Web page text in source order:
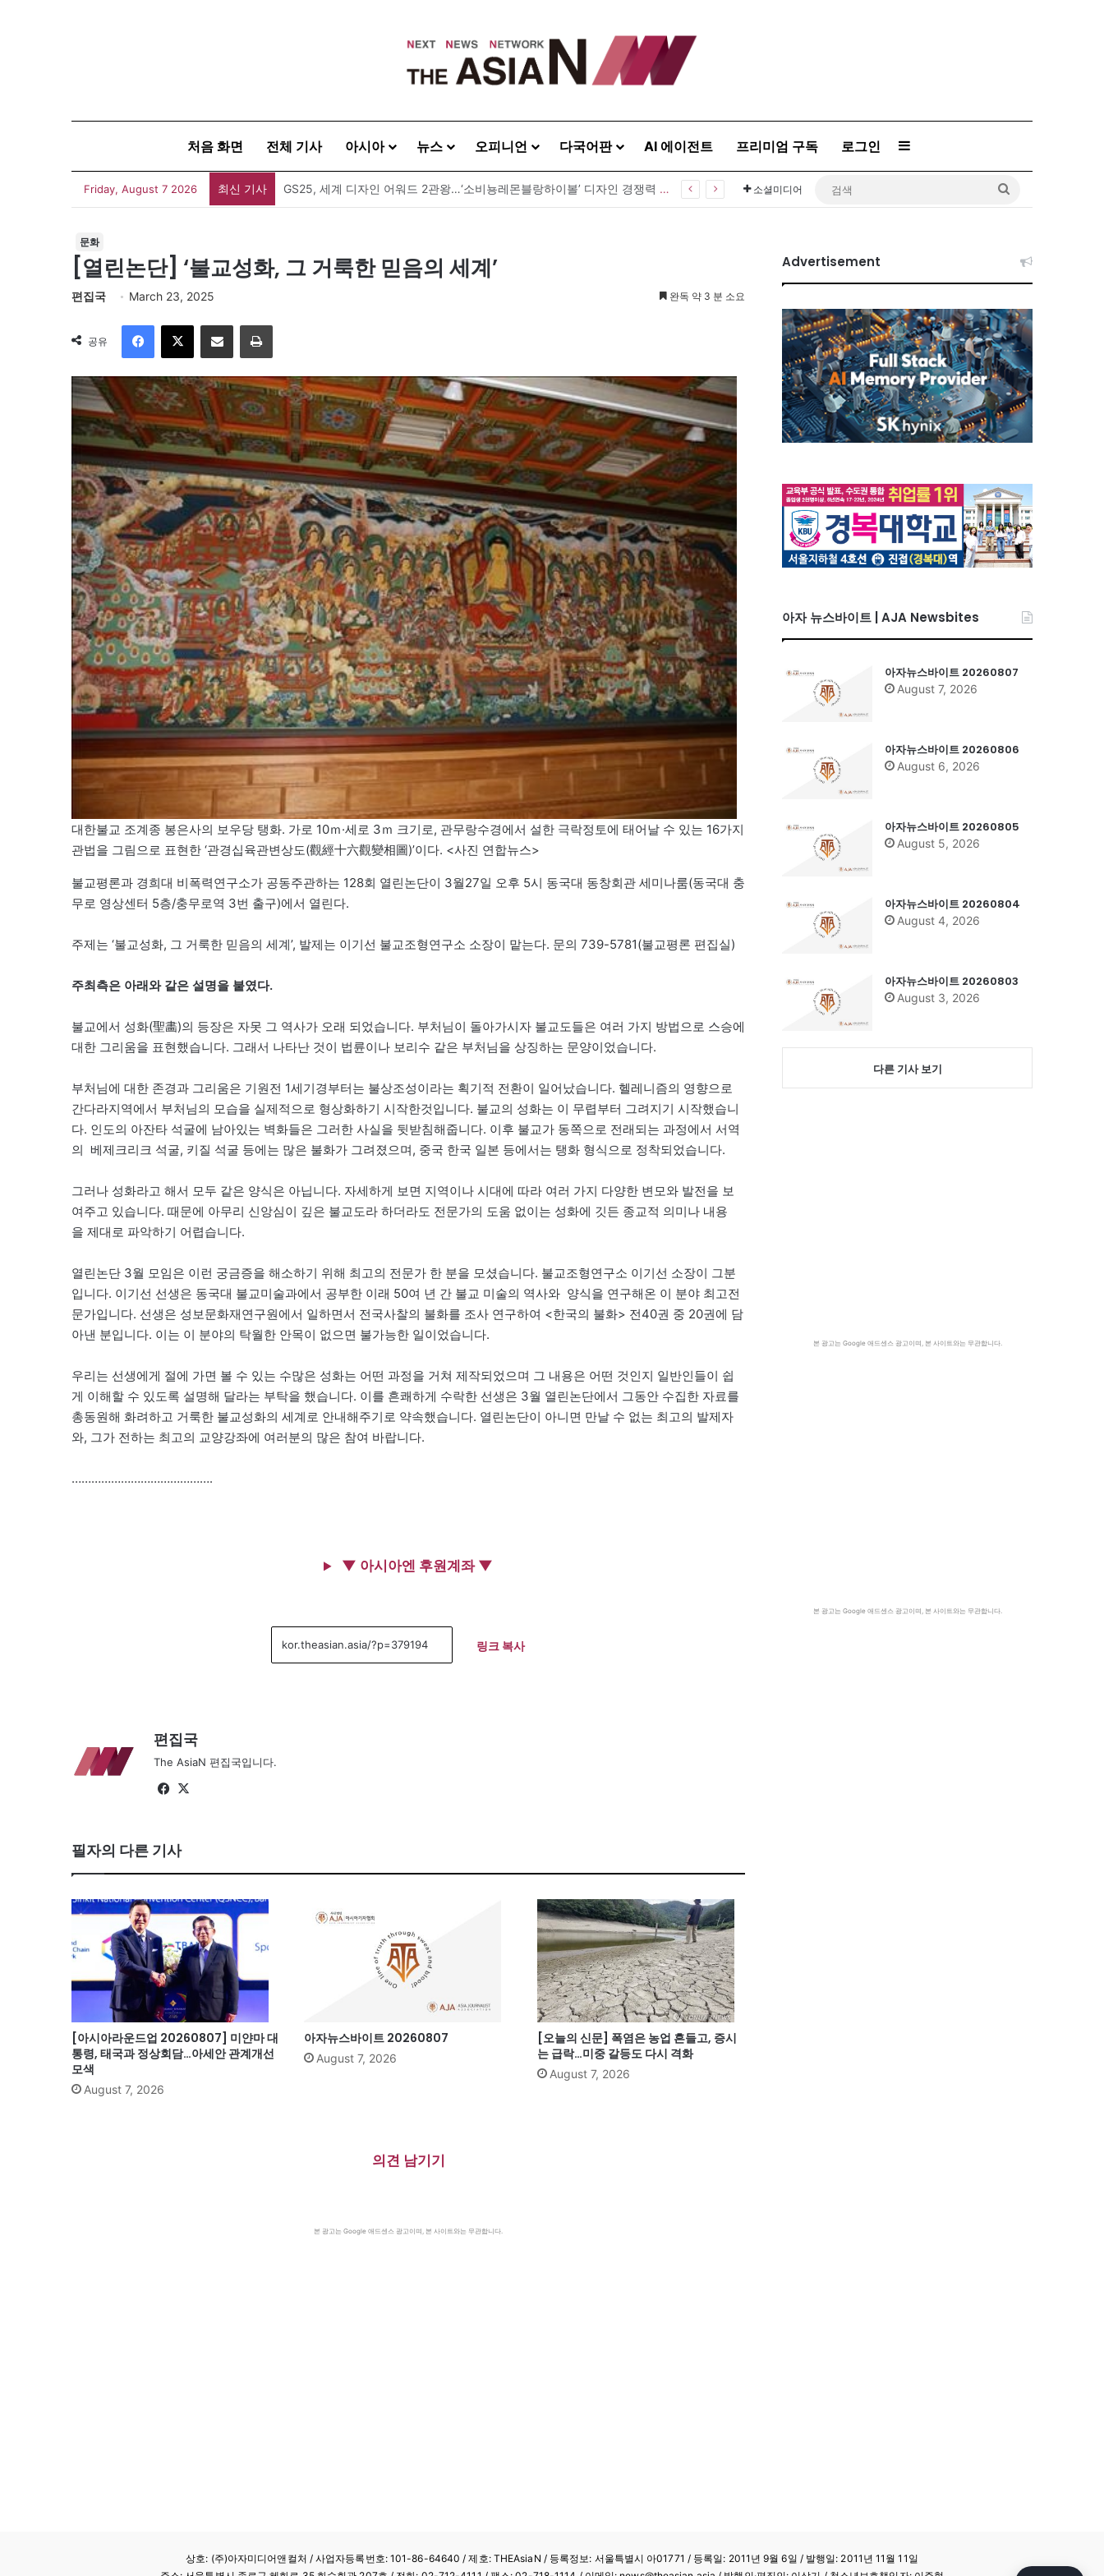
처음 화면 전체 기사 아시아 뉴스 오피니언 다국어판 AI 에이전트 프리미엄 구독 로그인 Sidebar
Friday, August 7 2026 최신 기사 GS25, 세계 디자인 어워드 2관왕…‘소비뇽레몬블랑하이볼’ 디자인 경쟁력 인정 소셜미디어
문화
[열린논단] ‘불교성화, 그 거룩한 믿음의 세계’
편집국 March 23, 2025 완독 약 3 분 소요
공유
Facebook
X 이메일 인쇄
대한불교 조계종 봉은사의 보우당 탱화. 가로 10ｍ·세로 3ｍ 크기로, 관무랑수경에서 설한 극락정토에 태어날 수 있는 16가지
관법을 그림으로 표현한 ‘관경십육관변상도(觀經十六觀變相圖)’이다. <사진 연합뉴스>
불교평론과 경희대 비폭력연구소가 공동주관하는 128회 열린논단이 3월27일 오후 5시 동국대 동창회관 세미나룸(동국대 충
무로 영상센터 5층/충무로역 3번 출구)에서 열린다.
주제는 ‘불교성화, 그 거룩한 믿음의 세계’, 발제는 이기선 불교조형연구소 소장이 맡는다. 문의 739-5781(불교평론 편집실)
주최측은 아래와 같은 설명을 붙였다.
불교에서 성화(聖畵)의 등장은 자못 그 역사가 오래 되었습니다. 부처님이 돌아가시자 불교도들은 여러 가지 방법으로 스승에
대한 그리움을 표현했습니다. 그래서 나타난 것이 법륜이나 보리수 같은 부처님을 상징하는 문양이었습니다.
부처님에 대한 존경과 그리움은 기원전 1세기경부터는 불상조성이라는 획기적 전환이 일어났습니다. 헬레니즘의 영향으로
간다라지역에서 부처님의 모습을 실제적으로 형상화하기 시작한것입니다. 불교의 성화는 이 무렵부터 그려지기 시작했습니
다. 인도의 아잔타 석굴에 남아있는 벽화들은 그러한 사실을 뒷받침해줍니다. 이후 불교가 동쪽으로 전래되는 과정에서 서역
의 베제크리크 석굴, 키질 석굴 등에는 많은 불화가 그려졌으며, 중국 한국 일본 등에서는 탱화 형식으로 정착되었습니다.
그러나 성화라고 해서 모두 같은 양식은 아닙니다. 자세하게 보면 지역이나 시대에 따라 여러 가지 다양한 변모와 발전을 보
여주고 있습니다. 때문에 아무리 신앙심이 깊은 불교도라 하더라도 전문가의 도움 없이는 성화에 깃든 종교적 의미나 내용
을 제대로 파악하기 어렵습니다.
열린논단 3월 모임은 이런 궁금증을 해소하기 위해 최고의 전문가 한 분을 모셨습니다. 불교조형연구소 이기선 소장이 그분
입니다. 이기선 선생은 동국대 불교미술과에서 공부한 이래 50여 년 간 불교 미술의 역사와 양식을 연구해온 이 분야 최고전
문가입니다. 선생은 성보문화재연구원에서 일하면서 전국사찰의 불화를 조사 연구하여 <한국의 불화> 전40권 중 20권에 담
아낸 분입니다. 이는 이 분야의 탁월한 안목이 없으면 불가능한 일이었습니다.
우리는 선생에게 절에 가면 볼 수 있는 수많은 성화는 어떤 과정을 거쳐 제작되었으며 그 내용은 어떤 것인지 일반인들이 쉽
게 이해할 수 있도록 설명해 달라는 부탁을 했습니다. 이를 흔쾌하게 수락한 선생은 3월 열린논단에서 그동안 수집한 자료를
총동원해 화려하고 거룩한 불교성화의 세계로 안내해주기로 약속했습니다. 열린논단이 아니면 만날 수 없는 최고의 발제자
와, 그가 전하는 최고의 교양강좌에 여러분의 많은 참여 바랍니다.
…………………………………….
▼ 아시아엔 후원계좌 ▼
링크 복사
편집국
The AsiaN 편집국입니다.
Facebook
필자의 다른 기사
[아시아라운드업 20260807] 미얀마 대
통령, 태국과 정상회담…아세안 관계개선
모색
August 7, 2026
아자뉴스바이트 20260807
August 7, 2026
[오늘의 신문] 폭염은 농업 흔들고, 증시
는 급락…미중 갈등도 다시 격화
August 7, 2026
의견 남기기
본 광고는 Google 애드센스 광고이며, 본 사이트와는 무관합니다.
Advertisement
아자 뉴스바이트 | AJA Newsbites
아자뉴스바이트 20260807
August 7, 2026
아자뉴스바이트 20260806
August 6, 2026
아자뉴스바이트 20260805
August 5, 2026
아자뉴스바이트 20260804
August 4, 2026
아자뉴스바이트 20260803
August 3, 2026
다른 기사 보기
본 광고는 Google 애드센스 광고이며, 본 사이트와는 무관합니다.
본 광고는 Google 애드센스 광고이며, 본 사이트와는 무관합니다.
상호: (주)아자미디어앤컬처 /사업자등록번호: 101-86-64640 / 제호: THEAsiaN / 등록정보: 서울특별시 아01771 / 등록일: 2011년 9월 6일 / 발행일: 2011년 11월 11일